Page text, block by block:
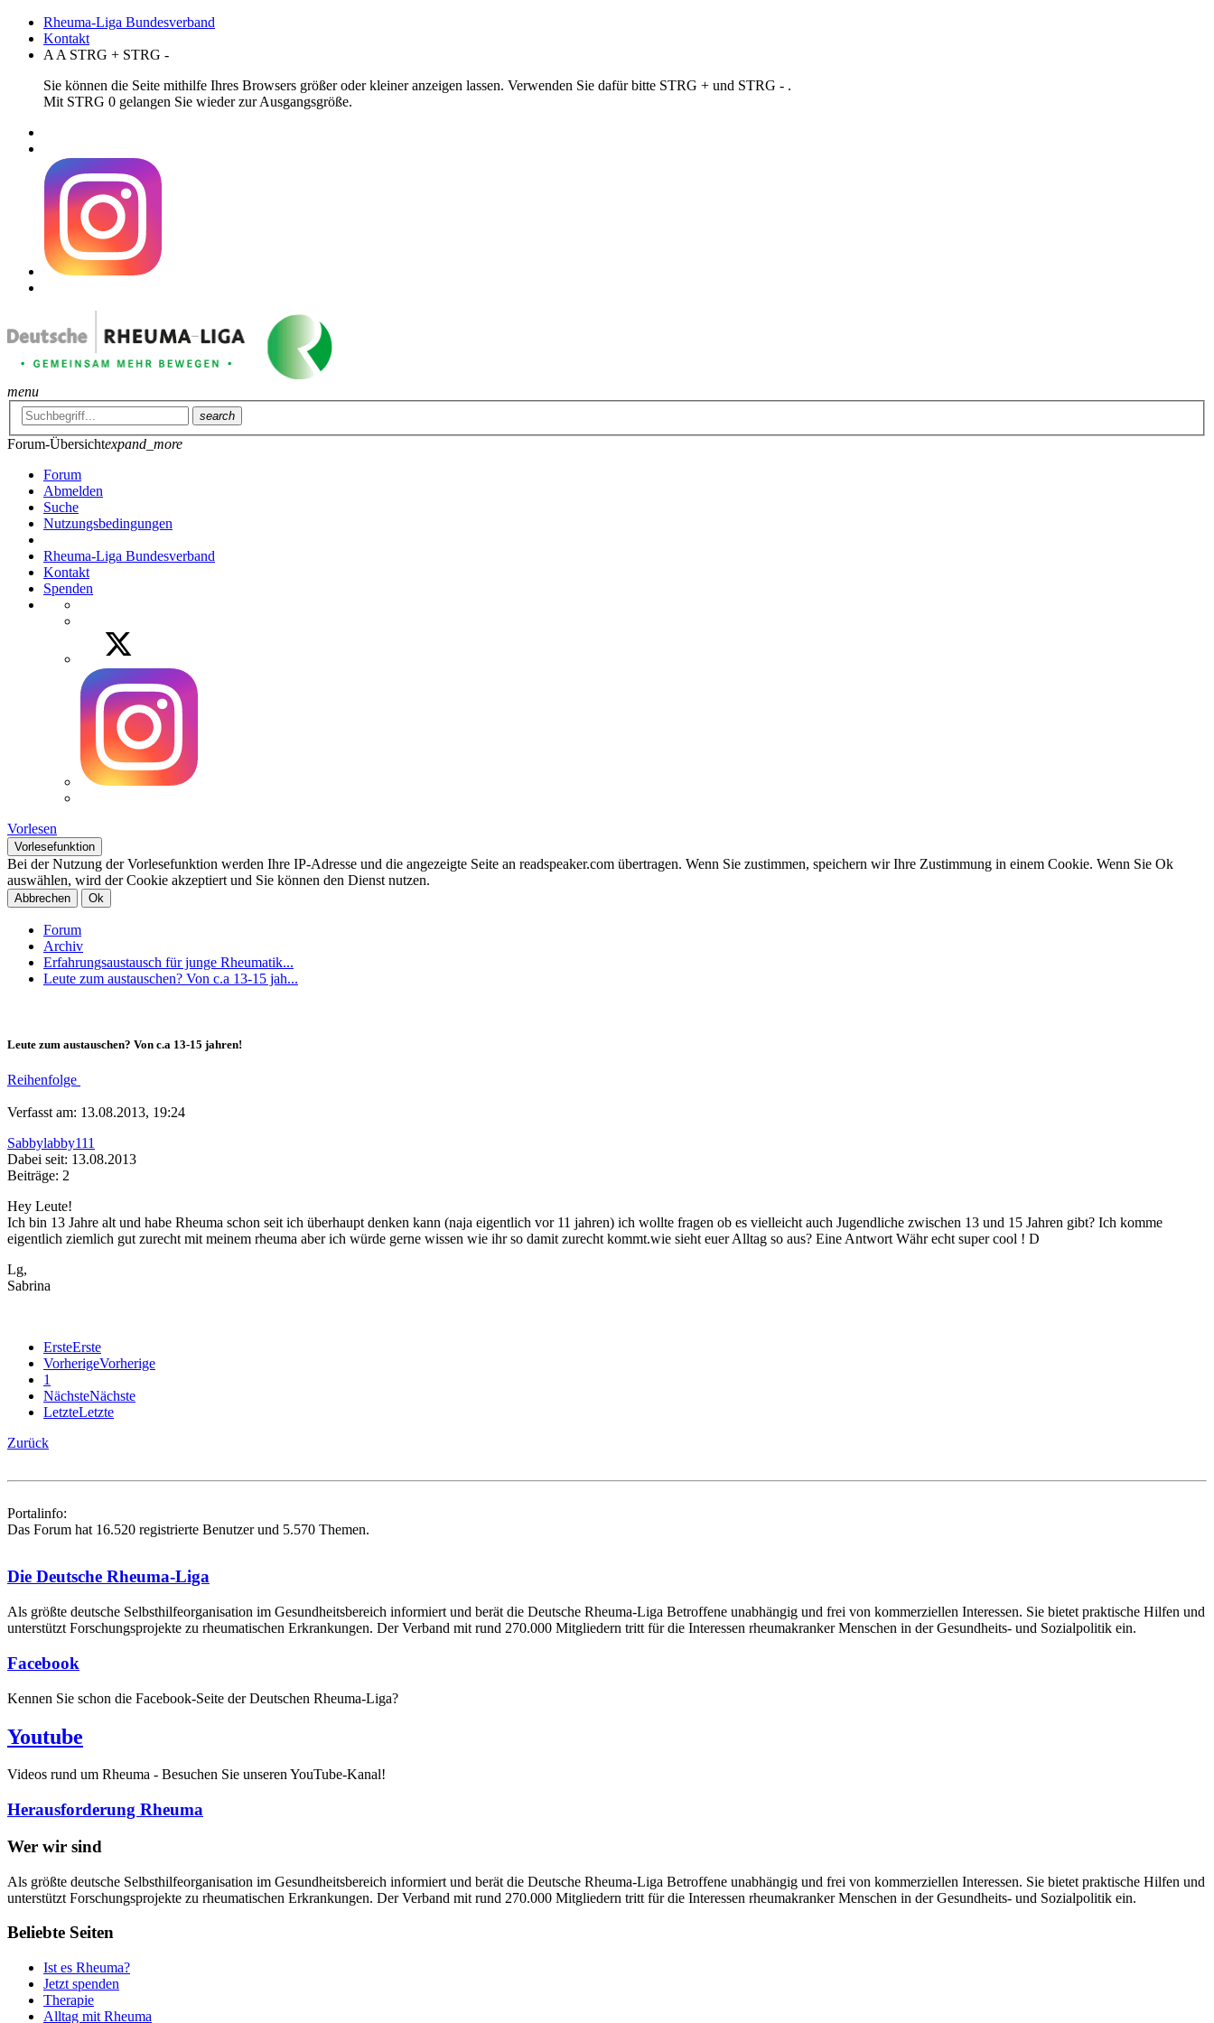
Rheuma-Liga Bundesverband
Kontakt
A A STRG + STRG -
Sie können die Seite mithilfe Ihres Browsers größer oder kleiner anzeigen lassen. Verwenden Sie dafür bitte STRG + und STRG - .
Mit STRG 0 gelangen Sie wieder zur Ausgangsgröße.
menu
search
Forum-Übersichtexpand_more
Forum
Abmelden
Suche
Nutzungsbedingungen
Rheuma-Liga Bundesverband
Kontakt
Spenden
Vorlesen
Vorlesefunktion
Bei der Nutzung der Vorlesefunktion werden Ihre IP-Adresse und die angezeigte Seite an readspeaker.com übertragen. Wenn Sie zustimmen, speichern wir Ihre Zustimmung in einem Cookie. Wenn Sie Ok
auswählen, wird der Cookie akzeptiert und Sie können den Dienst nutzen.
Abbrechen Ok
Forum
Archiv
Erfahrungsaustausch für junge Rheumatik...
Leute zum austauschen? Von c.a 13-15 jah...
Leute zum austauschen? Von c.a 13-15 jahren!
Reihenfolge
Verfasst am: 13.08.2013, 19:24
Sabbylabby111
Dabei seit: 13.08.2013
Beiträge: 2
Hey Leute!
Ich bin 13 Jahre alt und habe Rheuma schon seit ich überhaupt denken kann (naja eigentlich vor 11 jahren) ich wollte fragen ob es vielleicht auch Jugendliche zwischen 13 und 15 Jahren gibt? Ich komme
eigentlich ziemlich gut zurecht mit meinem rheuma aber ich würde gerne wissen wie ihr so damit zurecht kommt.wie sieht euer Alltag so aus? Eine Antwort Währ echt super cool ! D
Lg,
Sabrina
ErsteErste
VorherigeVorherige
1
NächsteNächste
LetzteLetzte
Zurück
Portalinfo:
Das Forum hat 16.520 registrierte Benutzer und 5.570 Themen.
Die Deutsche Rheuma-Liga
Als größte deutsche Selbsthilfe­organisation im Gesundheitsbereich informiert und berät die Deutsche Rheuma-Liga Betroffene unabhängig und frei von kommerziellen Interessen. Sie bietet praktische Hilfen und
unterstützt Forschungsprojekte zu rheumatischen Erkrankungen. Der Verband mit rund 270.000 Mitgliedern tritt für die Interessen rheumakranker Menschen in der Gesundheits- und Sozialpolitik ein.
Facebook
Kennen Sie schon die Facebook-Seite der Deutschen Rheuma-Liga?
Youtube
Videos rund um Rheuma - Besuchen Sie unseren YouTube-Kanal!
Herausforderung Rheuma
Wer wir sind
Als größte deutsche Selbsthilfeorganisation im Gesundheitsbereich informiert und berät die Deutsche Rheuma-Liga Betroffene unabhängig und frei von kommerziellen Interessen. Sie bietet praktische Hilfen und
unterstützt Forschungsprojekte zu rheumatischen Erkrankungen. Der Verband mit rund 270.000 Mitgliedern tritt für die Interessen rheumakranker Menschen in der Gesundheits- und Sozialpolitik ein.
Beliebte Seiten
Ist es Rheuma?
Jetzt spenden
Therapie
Alltag mit Rheuma